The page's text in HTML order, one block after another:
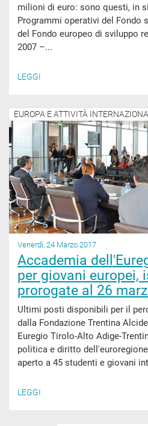
milioni di euro: sono questi, in
Programmi operativi del Fondo
del Fondo europeo di sviluppo
2007 –...
LEGGI
Venerdì, 24 Marzo 2017
Accademia
per giovani europei,
prorogate al 26
Ultimi posti disponibili per il
dalla Fondazione Trentina
Euregio Tirolo-Alto Adige-
politica e diritto
aperto a 45 studenti e giovani
LEGGI